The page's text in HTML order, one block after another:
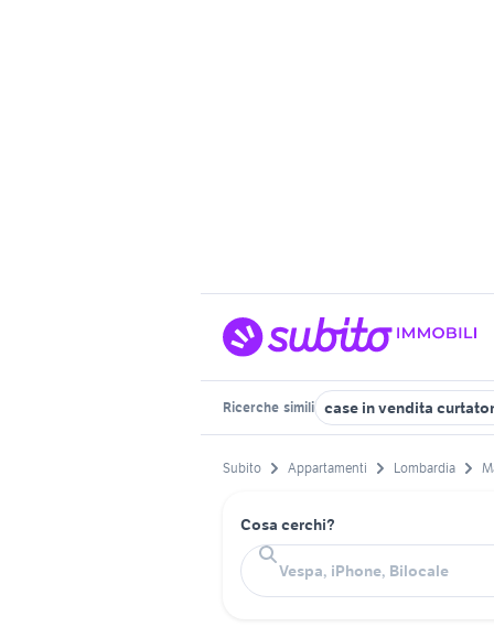
Ricerche simili case in vendita
Subito Appartamenti Lombardia
Cosa cerchi?